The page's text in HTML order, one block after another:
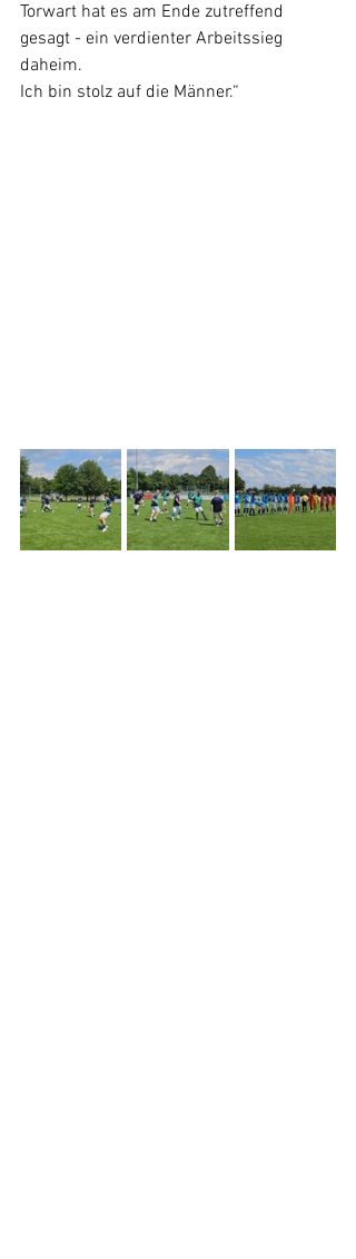
Torwart hat es am Ende zutreffend
gesagt - ein verdienter Arbeitssieg
daheim.
Ich bin stolz auf die Männer.“